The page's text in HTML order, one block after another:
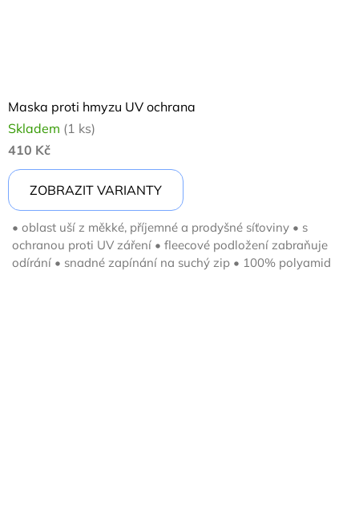
Maska proti hmyzu UV ochrana
Skladem (1 ks)
410 Kč
ZOBRAZIT VARIANTY
• oblast uší z měkké, příjemné a prodyšné síťoviny • s
ochranou proti UV záření • fleecové podložení zabraňuje
odírání • snadné zapínání na suchý zip • 100% polyamid